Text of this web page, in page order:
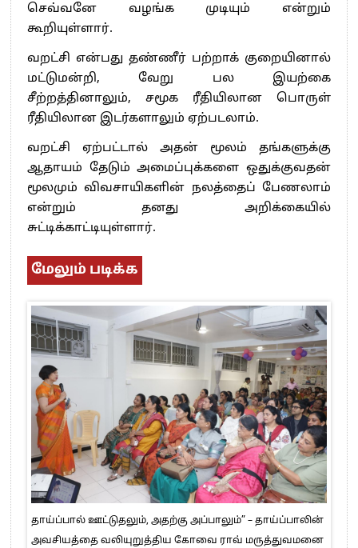
செவ்வனே வழங்க முடியும் என்றும்
கூறியுள்ளார்.
வறட்சி என்பது தண்ணீர் பற்றாக் குறையினால்
மட்டுமன்றி, வேறு பல இயற்கை
சீற்றத்தினாலும், சமூக ரீதியிலான பொருள்
ரீதியிலான இடர்களாலும் ஏற்படலாம்.
வறட்சி ஏற்பட்டால் அதன் மூலம் தங்களுக்கு
ஆதாயம் தேடும் அமைப்புக்களை ஒதுக்குவதன்
மூலமும் விவசாயிகளின் நலத்தைப் பேணலாம்
என்றும் தனது அறிக்கையில்
சுட்டிக்காட்டியுள்ளார்.
மேலும் படிக்க
தாய்ப்பால் ஊட்டுதலும், அதற்கு அப்பாலும்” – தாய்ப்பாலின்
அவசியத்தை வலியுறுத்திய கோவை ராவ் மருத்துவமனை